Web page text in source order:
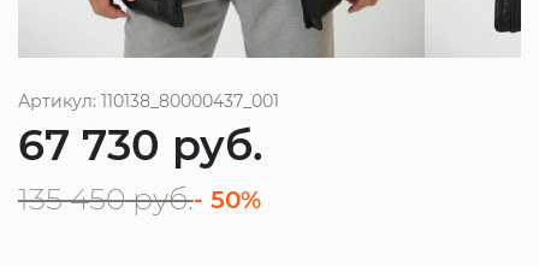
Артикул: 110138_80000437_001
67 730 руб.
135 450 руб.- 50%